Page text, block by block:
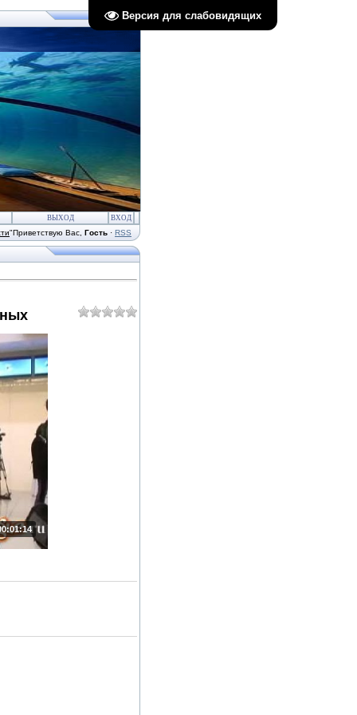
Версия для слабовидящих
ВЫХОД ВХОД
"Приветствую Вас Гость · RSS